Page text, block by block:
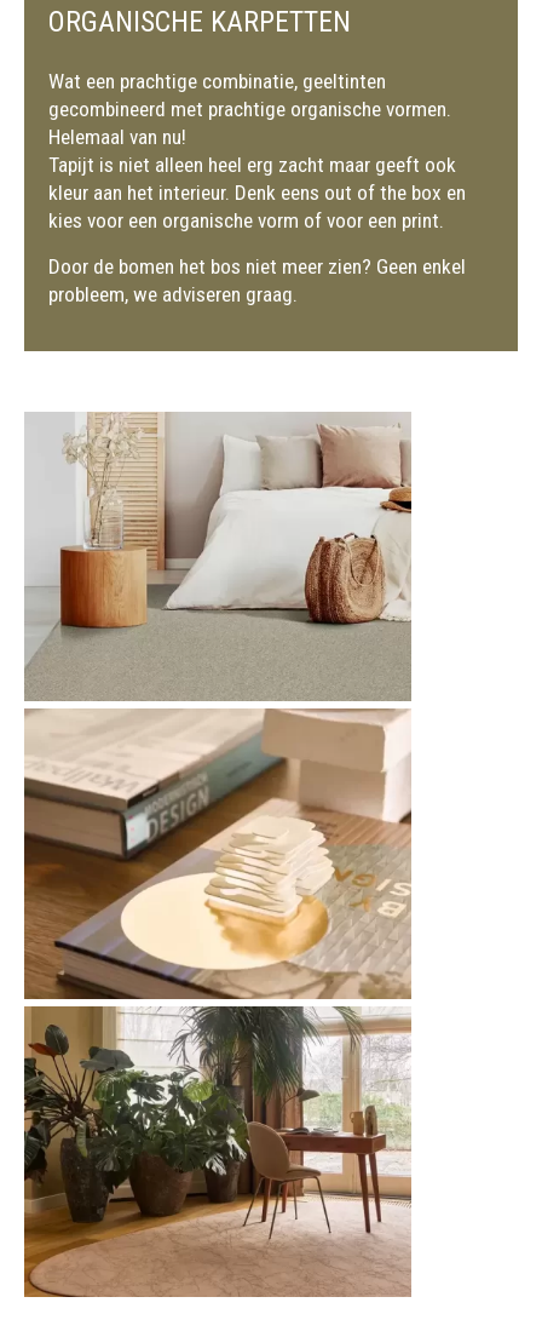
ORGANISCHE KARPETTEN
Wat een prachtige combinatie, geeltinten
gecombineerd met prachtige organische vormen.
Helemaal van nu!
Tapijt is niet alleen heel erg zacht maar geeft ook
kleur aan het interieur. Denk eens out of the box en
kies voor een organische vorm of voor een print.
Door de bomen het bos niet meer zien? Geen enkel
probleem, we adviseren graag.